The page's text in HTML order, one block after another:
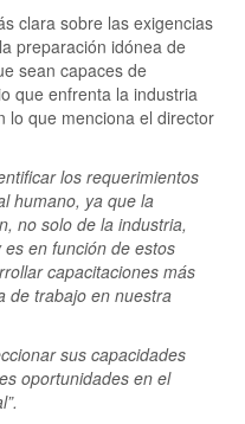
clara sobre las exigencias
preparación idónea de
sean capaces de
que enfrenta la industria
lo que menciona el director
los requerimientos
humano, ya que la
no solo de la industria,
en función de estos
capacitaciones más
de trabajo en nuestra
sus capacidades
oportunidades en el